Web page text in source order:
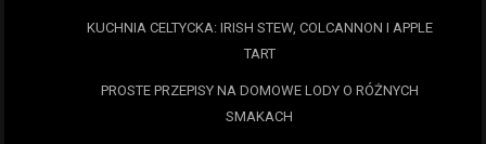
KUCHNIA CELTYCKA: IRISH STEW, COLCANNON I APPLE
TART
PROSTE PRZEPISY NA DOMOWE LODY O RÓŻNYCH
SMAKACH